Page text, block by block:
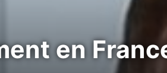
en